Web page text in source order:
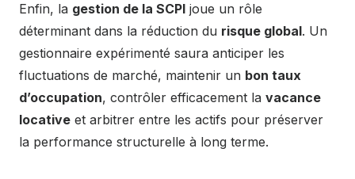
Enfin, la gestion de la SCPI joue un rôle
déterminant dans la réduction du risque global. Un
gestionnaire expérimenté saura anticiper les
fluctuations de marché, maintenir un bon taux
d’occupation, contrôler efficacement la vacance
locative et arbitrer entre les actifs pour préserver
la performance structurelle à long terme.